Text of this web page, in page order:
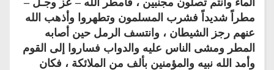
مطراً شديداً فشرب المسلمون وتطهروا وأذهب الله
عنهم رجز الشيطان ، وانتسف الرمل حين أصابه
المطر ومشى الناس عليه والدواب فساروا إلى القوم
وأمد الله نبيه والمؤمنين بألف من الملائكة ، فكان